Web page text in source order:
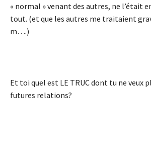
« normal » venant des autres, ne l’était
tout. (et que les autres me traitaient
m….)
Et toi quel est LE TRUC dont tu ne veux
futures relations?